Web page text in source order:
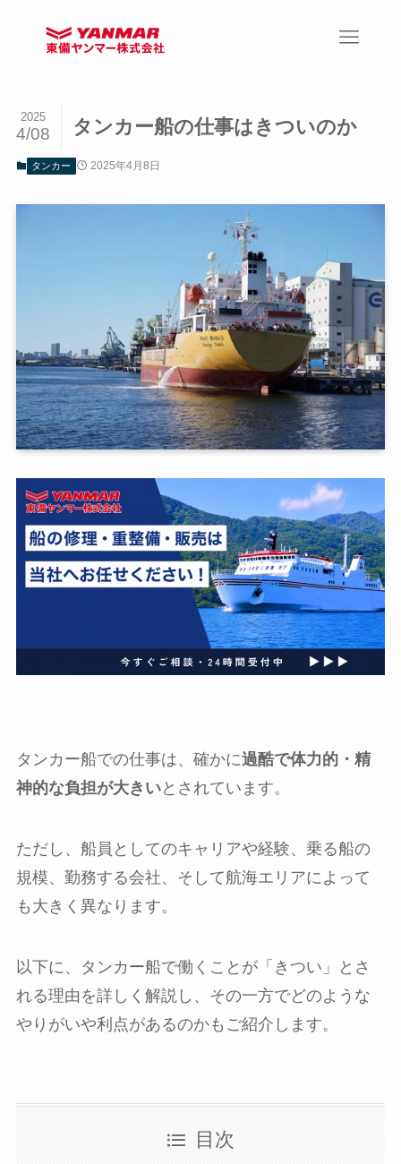
タンカー船の仕事はきついのか
2025
4/08
タンカー 2025年4月8日
タンカー船での仕事は、確かに過酷で体力的・精
神的な負担が大きいとされています。
ただし、船員としてのキャリアや経験、乗る船の
規模、勤務する会社、そして航海エリアによって
も大きく異なります。
以下に、タンカー船で働くことが「きつい」とさ
れる理由を詳しく解説し、その一方でどのような
やりがいや利点があるのかもご紹介します。
目次